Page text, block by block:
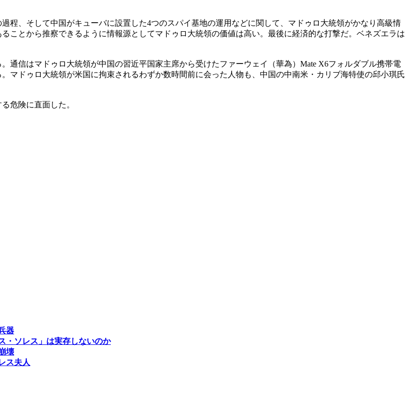
程、そして中国がキューバに設置した4つのスパイ基地の運用などに関して、マドゥロ大統領がかなり高級情
ことから推察できるように情報源としてマドゥロ大統領の価値は高い。最後に経済的な打撃だ。ベネズエラは
通信はマドゥロ大統領が中国の習近平国家主席から受けたファーウェイ（華為）Mate X6フォルダブル携帯電
マドゥロ大統領が米国に拘束されるわずか数時間前に会った人物も、中国の中南米・カリブ海特使の邱小琪氏
危険に直面した。
器
・ソレス」は実存しないのか
壊
ス夫人